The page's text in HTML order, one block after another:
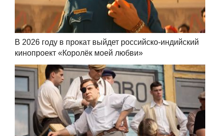
В 2026 году в прокат выйдет российско-индийский
кинопроект «Королёк моей любви»